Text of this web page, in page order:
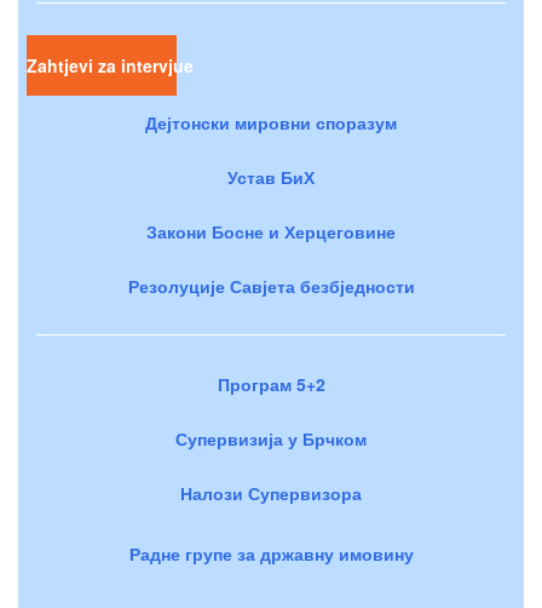
Zahtjevi za intervjue
Дејтонски мировни споразум
Устав БиХ
Закони Босне и Херцеговине
Резолуције Савјета безбједности
Програм 5+2
Супервизија у Брчком
Налози Супервизора
Радне групе за државну имовину